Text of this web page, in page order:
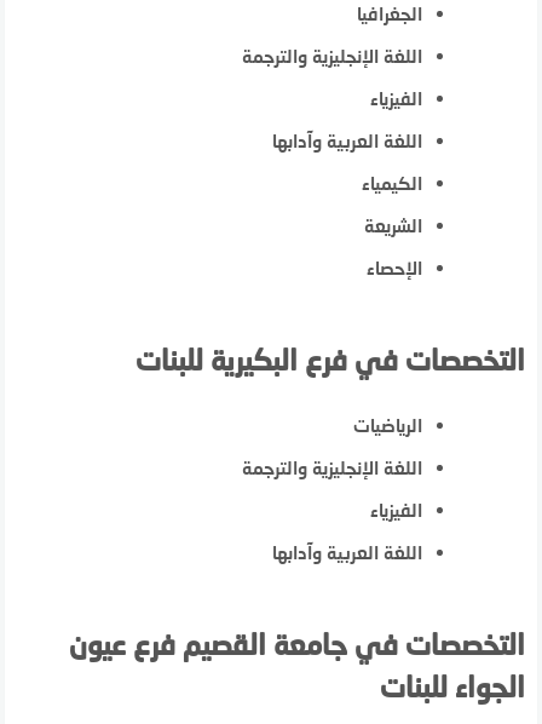
الجغرافيا
اللغة الإنجليزية والترجمة
الفيزياء
اللغة العربية وآدابها
الكيمياء
الشريعة
الإحصاء
التخصصات في فرع البكيرية للبنات
الرياضيات
اللغة الإنجليزية والترجمة
الفيزياء
اللغة العربية وآدابها
التخصصات في جامعة القصيم فرع عيون
الجواء للبنات